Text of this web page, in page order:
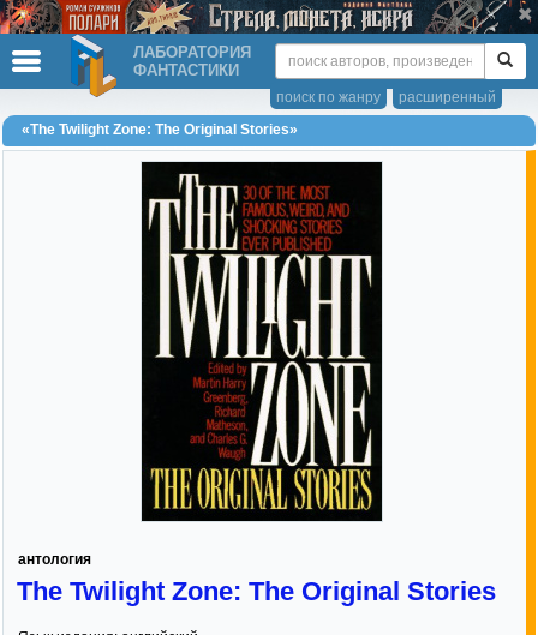
ЛАБОРАТОРИЯ
ФАНТАСТИКИ
расширенный
поиск по жанру
«The Twilight Zone: The Original Stories»
антология
The Twilight Zone: The Original Stories